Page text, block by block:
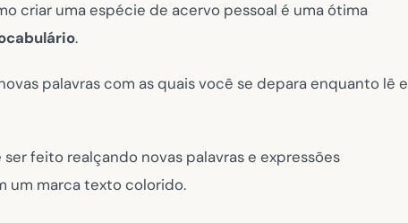
criar uma espécie de acervo pessoal é uma ótima
.
palavras com as quais você se depara enquanto lê e
feito realçando novas palavras e expressões
um marca texto colorido.